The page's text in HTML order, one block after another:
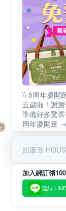
\\ 5周年慶開
五歲啦！謝
準備好多驚
周年慶開逛 →
回覆至
加入綁訂領
連結